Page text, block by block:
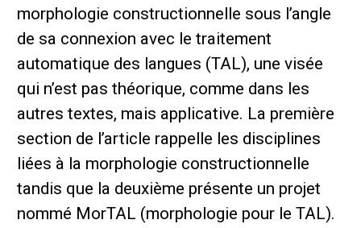
morphologie constructionnelle sous l’angle
de sa connexion avec le traitement
automatique des langues (TAL), une visée
qui n’est pas théorique, comme dans les
autres textes, mais applicative. La première
section de l’article rappelle les disciplines
liées à la morphologie constructionnelle
tandis que la deuxième présente un projet
nommé MorTAL (morphologie pour le TAL).